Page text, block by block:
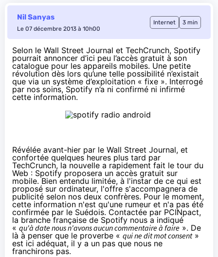
Nil Sanyas
Le 07 décembre 2013 à 10h00
Internet 3 min
Selon le Wall Street Journal et TechCrunch, Spotify
pourrait annoncer d’ici peu l’accès gratuit à son
catalogue pour les appareils mobiles. Une petite
révolution dès lors qu’une telle possibilité n’existait
que via un système d’exploitation « fixe ». Interrogé
par nos soins, Spotify n’a ni confirmé ni infirmé
cette information.
Révélée avant-hier par le Wall Street Journal, et
confortée quelques heures plus tard par
TechCrunch, la nouvelle a rapidement fait le tour du
Web : Spotify proposera un accès gratuit sur
mobile. Bien entendu limitée, à l'instar de ce qui est
proposé sur ordinateur, l'offre s'accompagnera de
publicité selon nos deux confrères. Pour le moment,
cette information n'est qu'une rumeur et n'a pas été
confirmée par le Suédois. Contactée par PCINpact,
la branche française de Spotify nous a indiqué
« qu'à date nous n'avons aucun commentaire à faire ». De
là à penser que le proverbe « qui ne dit mot consent»
est ici adéquat, il y a un pas que nous ne
franchirons pas.